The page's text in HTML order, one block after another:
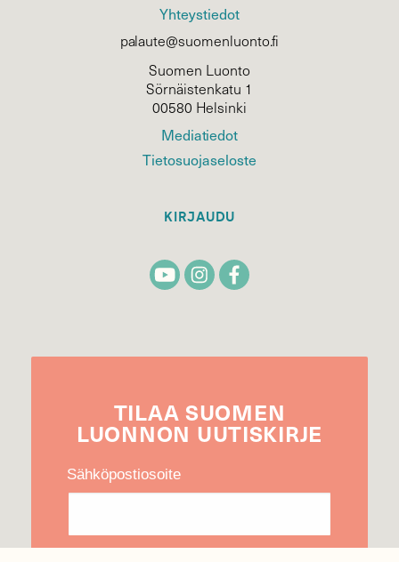
Yhteystiedot
palaute@suomenluonto.fi
Suomen Luonto
Sörnäistenkatu 1
00580 Helsinki
Mediatiedot
Tietosuojaseloste
KIRJAUDU
TILAA SUOMEN
LUONNON UUTIS­KIRJE
Sähköpostiosoite